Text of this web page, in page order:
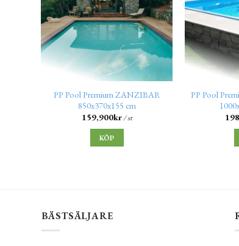
PP Pool Premium ZANZIBAR
850x370x155 cm
159,900kr/ st
KÖP
PP Pool
BÄSTSÄLJARE